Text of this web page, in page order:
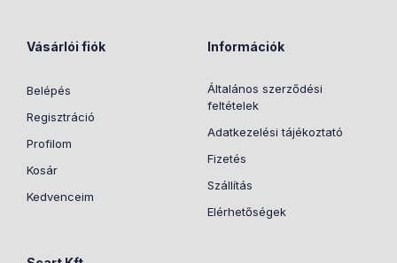
Vásárlói fiók
Belépés
Regisztráció
Profilom
Kosár
Kedvenceim
Információk
Általános szerződési
feltételek
Adatkezelési tájékoztató
Fizetés
Szállítás
Elérhetőségek